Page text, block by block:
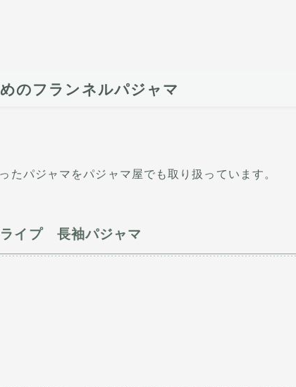
のフランネルパジャマ
たパジャマをパジャマ屋でも取り扱っています。
ライプ 長袖パジャマ